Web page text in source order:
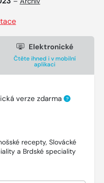
Elektronické
Čtěte ihned i v mobilní
aplikaci
verze zdarma ?
recepty, Slovácké
a Brdské speciality